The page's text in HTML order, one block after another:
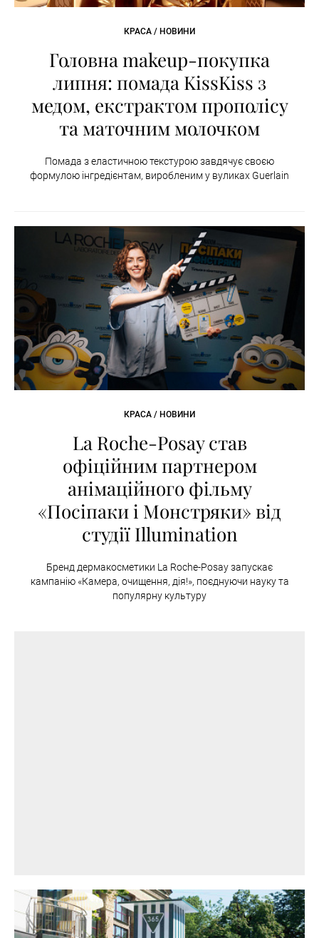
КРАСА / НОВИНИ
Головна makeup-покупка
липня: помада KissKiss з
медом, екстрактом прополісу
та маточним молочком
Помада з еластичною текстурою завдячує своєю
формулою інгредієнтам, виробленим у вуликах Guerlain
КРАСА / НОВИНИ
La Roche-Posay став
офіційним партнером
анімаційного фільму
«Посіпаки і Монстряки» від
студії Illumination
Бренд дермакосметики La Roche-Posay запускає
кампанію «Камера, очищення, дія!», поєднуючи науку та
популярну культуру